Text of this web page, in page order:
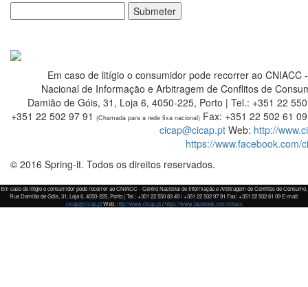
Submeter
Em caso de litígio o consumidor pode recorrer ao CNIACC
Nacional de Informação e Arbitragem de Conflitos de
Damião de Góis, 31, Loja 6, 4050-225, Porto | Tel.: +351 22
+351 22 502 97 91 (Chamada para a rede fixa nacional) Fax: +351 22 502 61
cicap@cicap.pt Web: http://
https://www.facebook.com/
© 2016 Spring-it. Todos os direitos reservados.
Em caso de litígio o consumidor pode recorrer ao CNIACC - Centro Nacional de Informação e Arbitragem de Conflitos de Consumo,
Rua Damião de Góis, 31, Loja 6, 4050-225, Porto | Tel.: +351 22 550 83 49 / +351 22 502 97 91 Fax: +351 22 502 61 09 E-mail:
cicap@cicap.ptWeb:http://www.cicap.pt/https://www.facebook.com/cniacc